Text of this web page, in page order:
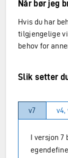
Når bør jeg
Hvis du har
tilgjengelige
behov for
Slik setter
v7 v4,
I versjon 7